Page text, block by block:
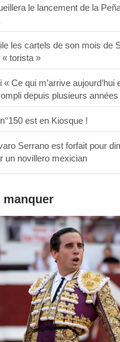
le lancement de la
les cartels de son mois de
torista »
« Ce qui m’arrive aujourd’hui
depuis plusieurs années
est en Kiosque !
Serrano est forfait pour
un novillero mexician
manquer